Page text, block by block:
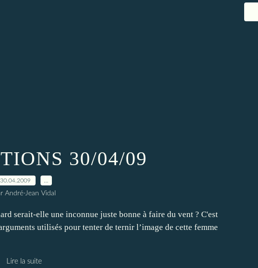
30/04/09
30.04.2009
André-Jean Vidal
serait-elle une inconnue juste bonne à faire du vent ? C'est
utilisés pour tenter de ternir l’image de cette femme
Lire la suite